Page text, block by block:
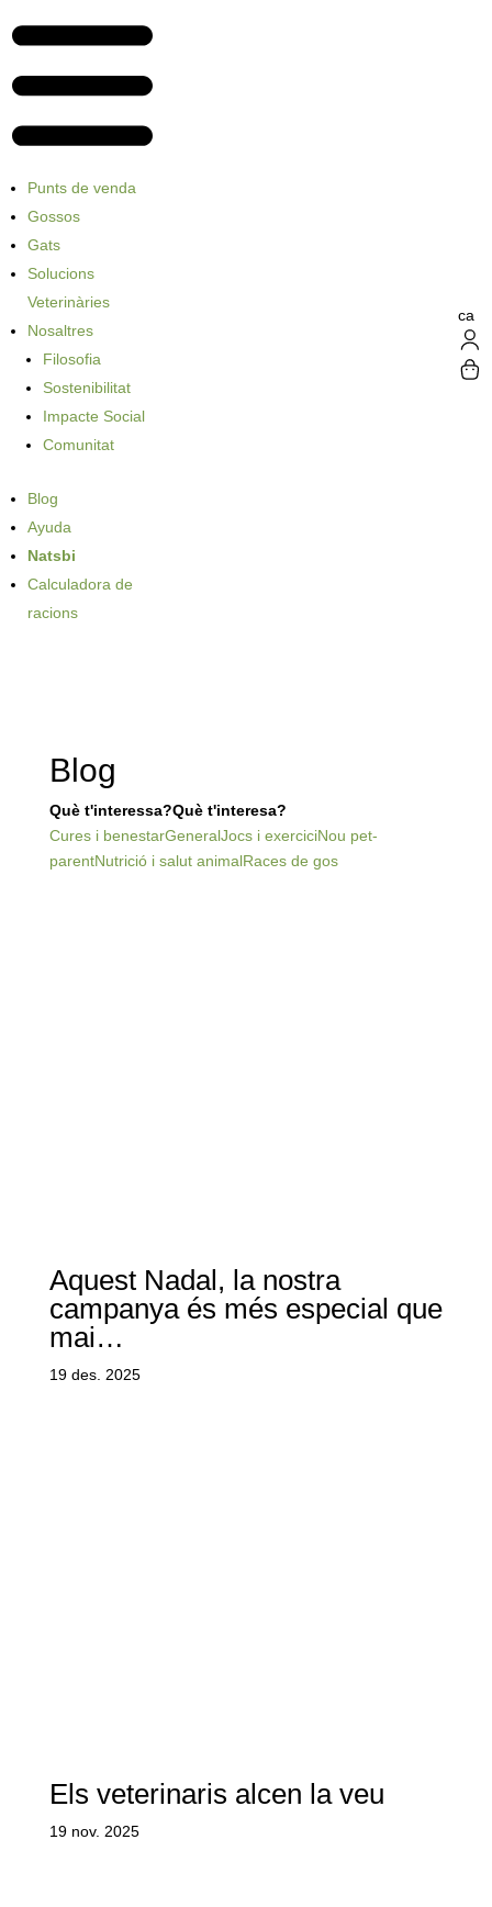
Punts de venda
Gossos
Gats
Solucions
Veterinàries
Nosaltres
Filosofia
Sostenibilitat
Impacte Social
Comunitat
Blog
Ayuda
Natsbi
Calculadora de
racions
ca
Blog
Què t'interessa?Què t'interesa?
Cures i benestarGeneralJocs i exerciciNou pet-
parentNutrició i salut animalRaces de gos
Aquest Nadal, la nostra
campanya és més especial que
mai…
19 des. 2025
Els veterinaris alcen la veu
19 nov. 2025